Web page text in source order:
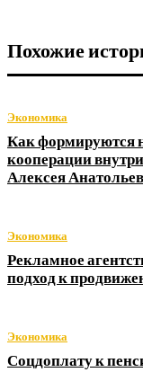
Похожие
Экономика
Как формируются
кооперации
Алексея
Экономика
Рекламное
подход к
Экономика
Соцдоплату к